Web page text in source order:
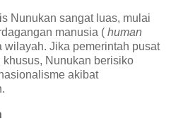
Nunukan sangat luas, mulai
manusia ( human
wilayah. Jika pemerintah pusat
Nunukan berisiko
akibat